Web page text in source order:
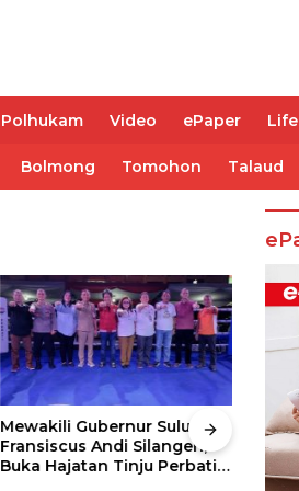
Polhukam Video ePaper
Bolmong Tomohon Talaud
Mewakili Gubernur Sulut, dr
Fransiscus Andi Silangen,
Buka Hajatan Tinju Perbati